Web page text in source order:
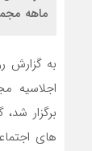
ماهه
به گزارش
اجلاسیه
های